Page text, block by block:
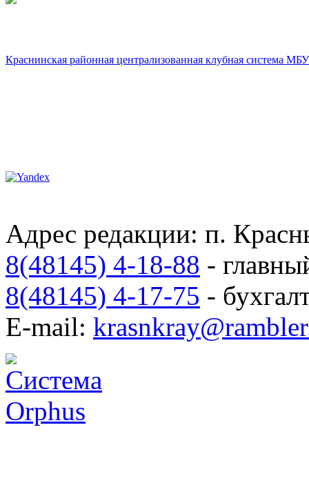
Краснинская районная централизованная клубная система
Адрес редакции: п.
8(48145) 4-18-88 -
8(48145) 4-17-75 -
E-mail: